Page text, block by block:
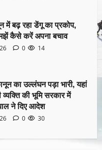
में बढ़ रहा डेंगू का प्रकोप,
कैसे करें अपना बचाव
0 14
का उल्लंघन पड़ा भारी, यहां
व्यक्ति की भूमि सरकार में
ने दिए आदेश
0 30